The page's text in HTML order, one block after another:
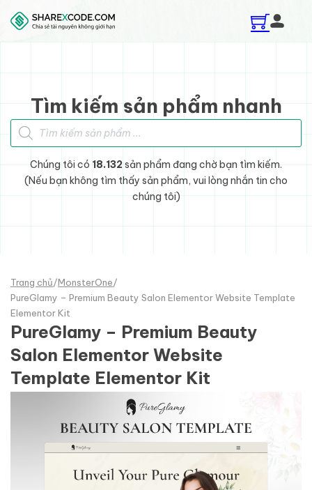
Skip to main content
Skip to footer
Tìm kiếm sản phẩm nhanh
Tìm kiếm sản phẩm
Chúng tôi có 18.132sản phẩm đang chờ bạn tìm kiếm.
(Nếu bạn không tìm thấy sản phẩm, vui lòng nhắn tin cho
chúng tôi)
Trang chủ/MonsterOne/
PureGlamy – Premium Beauty Salon Elementor Website Template
Elementor Kit
PureGlamy – Premium Beauty
Salon Elementor Website
Template Elementor Kit